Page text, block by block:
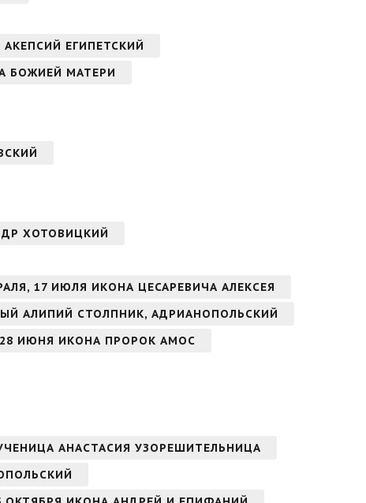
ЕГИПЕТСКИЙ
БОЖИЕЙ МАТЕРИ
ХОТОВИЦКИЙ
17 ИЮЛЯ ИКОНА ЦЕСАРЕВИЧА АЛЕКСЕЯ
АЛИПИЙ СТОЛПНИК, АДРИАНОПОЛЬСКИЙ
28 ИЮНЯ ИКОНА ПРОРОК АМОС
АНАСТАСИЯ УЗОРЕШИТЕЛЬНИЦА